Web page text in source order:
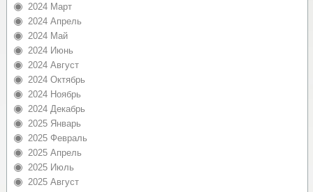
2024 Март
2024 Апрель
2024 Май
2024 Июнь
2024 Август
2024 Октябрь
2024 Ноябрь
2024 Декабрь
2025 Январь
2025 Февраль
2025 Апрель
2025 Июль
2025 Август